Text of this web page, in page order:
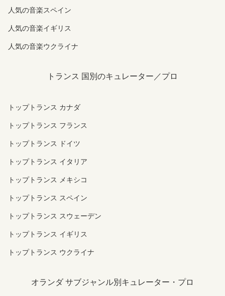
人気の音楽スペイン
人気の音楽イギリス
人気の音楽ウクライナ
トランス 国別のキュレーター／プロ
トップトランス カナダ
トップトランス フランス
トップトランス ドイツ
トップトランス イタリア
トップトランス メキシコ
トップトランス スペイン
トップトランス スウェーデン
トップトランス イギリス
トップトランス ウクライナ
オランダ サブジャンル別キュレーター・プロ